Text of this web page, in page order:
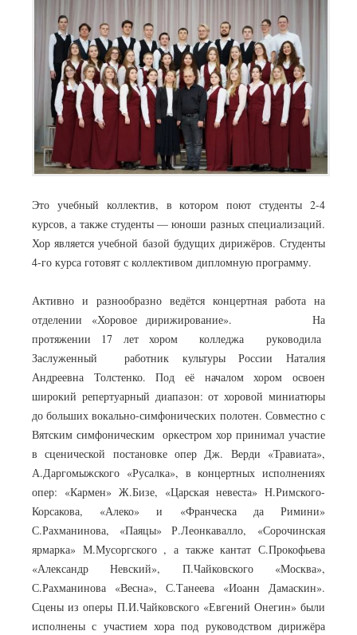
Это учебный коллектив, в котором поют студенты 2-4
курсов, а также студенты — юноши разных специализаций.
Хор является учебной базой будущих дирижёров. Студенты
4-го курса готовят с коллективом дипломную программу.
Активно и разнообразно ведётся концертная работа на
отделении «Хоровое дирижирование». На
протяжении 17 лет хором колледжа руководила
Заслуженный работник культуры России Наталия
Андреевна Толстенко. Под её началом хором освоен
широкий репертуарный диапазон: от хоровой миниатюры
до больших вокально-симфонических полотен. Совместно с
Вятским симфоническим оркестром хор принимал участие
в сценической постановке опер Дж. Верди «Травиата»,
А.Даргомыжского «Русалка», в концертных исполнениях
опер: «Кармен» Ж.Бизе, «Царская невеста» Н.Римского-
Корсакова, «Алеко» и «Франческа да Римини»
С.Рахманинова, «Паяцы» Р.Леонкавалло, «Сорочинская
ярмарка» М.Мусоргского , а также кантат С.Прокофьева
«Александр Невский», П.Чайковского «Москва»,
С.Рахманинова «Весна», С.Танеева «Иоанн Дамаскин».
Сцены из оперы П.И.Чайковского «Евгений Онегин» были
исполнены с участием хора под руководством дирижёра